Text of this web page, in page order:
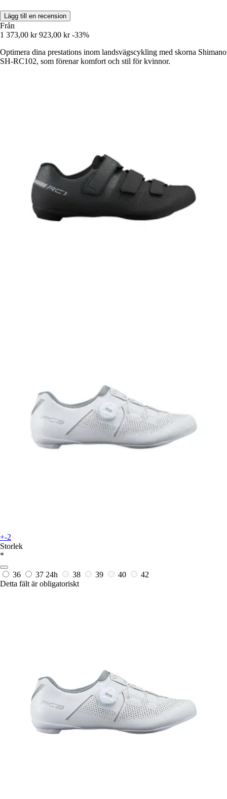
Lägg till en recension
Från
1 373,00 kr 923,00 kr -33%
Optimera dina prestations inom landsvägscykling med skorna Shimano
SH-RC102, som förenar komfort och stil för kvinnor.
+-2
Storlek
*
36 37 24h 38 39 40
42
Detta fält är obligatoriskt